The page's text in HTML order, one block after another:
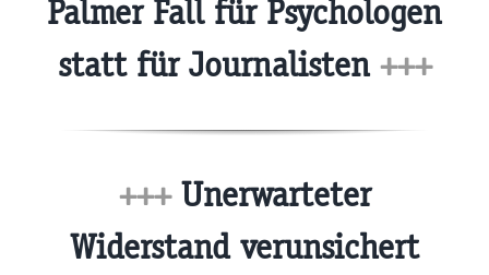
Palmer Fall für Psychologen
statt für Journalisten +++
+++Unerwarteter
Widerstand verunsichert